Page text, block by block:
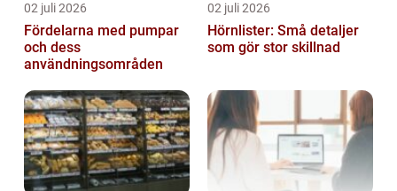
02 juli 2026
Fördelarna med pumpar
och dess
användningsområden
02 juli 2026
Hörnlister: Små detaljer
som gör stor skillnad